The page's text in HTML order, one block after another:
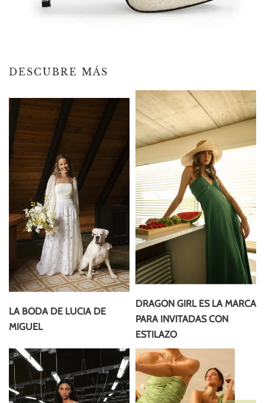
DESCUBRE MÁS
LA BODA DE LUCIA DE
MIGUEL
DRAGON GIRL ES LA MARCA
PARA INVITADAS CON
ESTILAZO